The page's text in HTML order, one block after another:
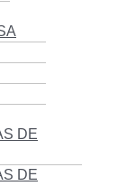
DE
DE